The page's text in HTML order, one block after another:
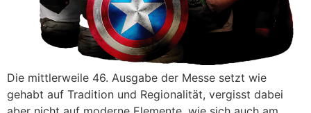
Die mittlerweile 46. Ausgabe der Messe setzt wie
gehabt auf Tradition und Regionalität, vergisst dabei